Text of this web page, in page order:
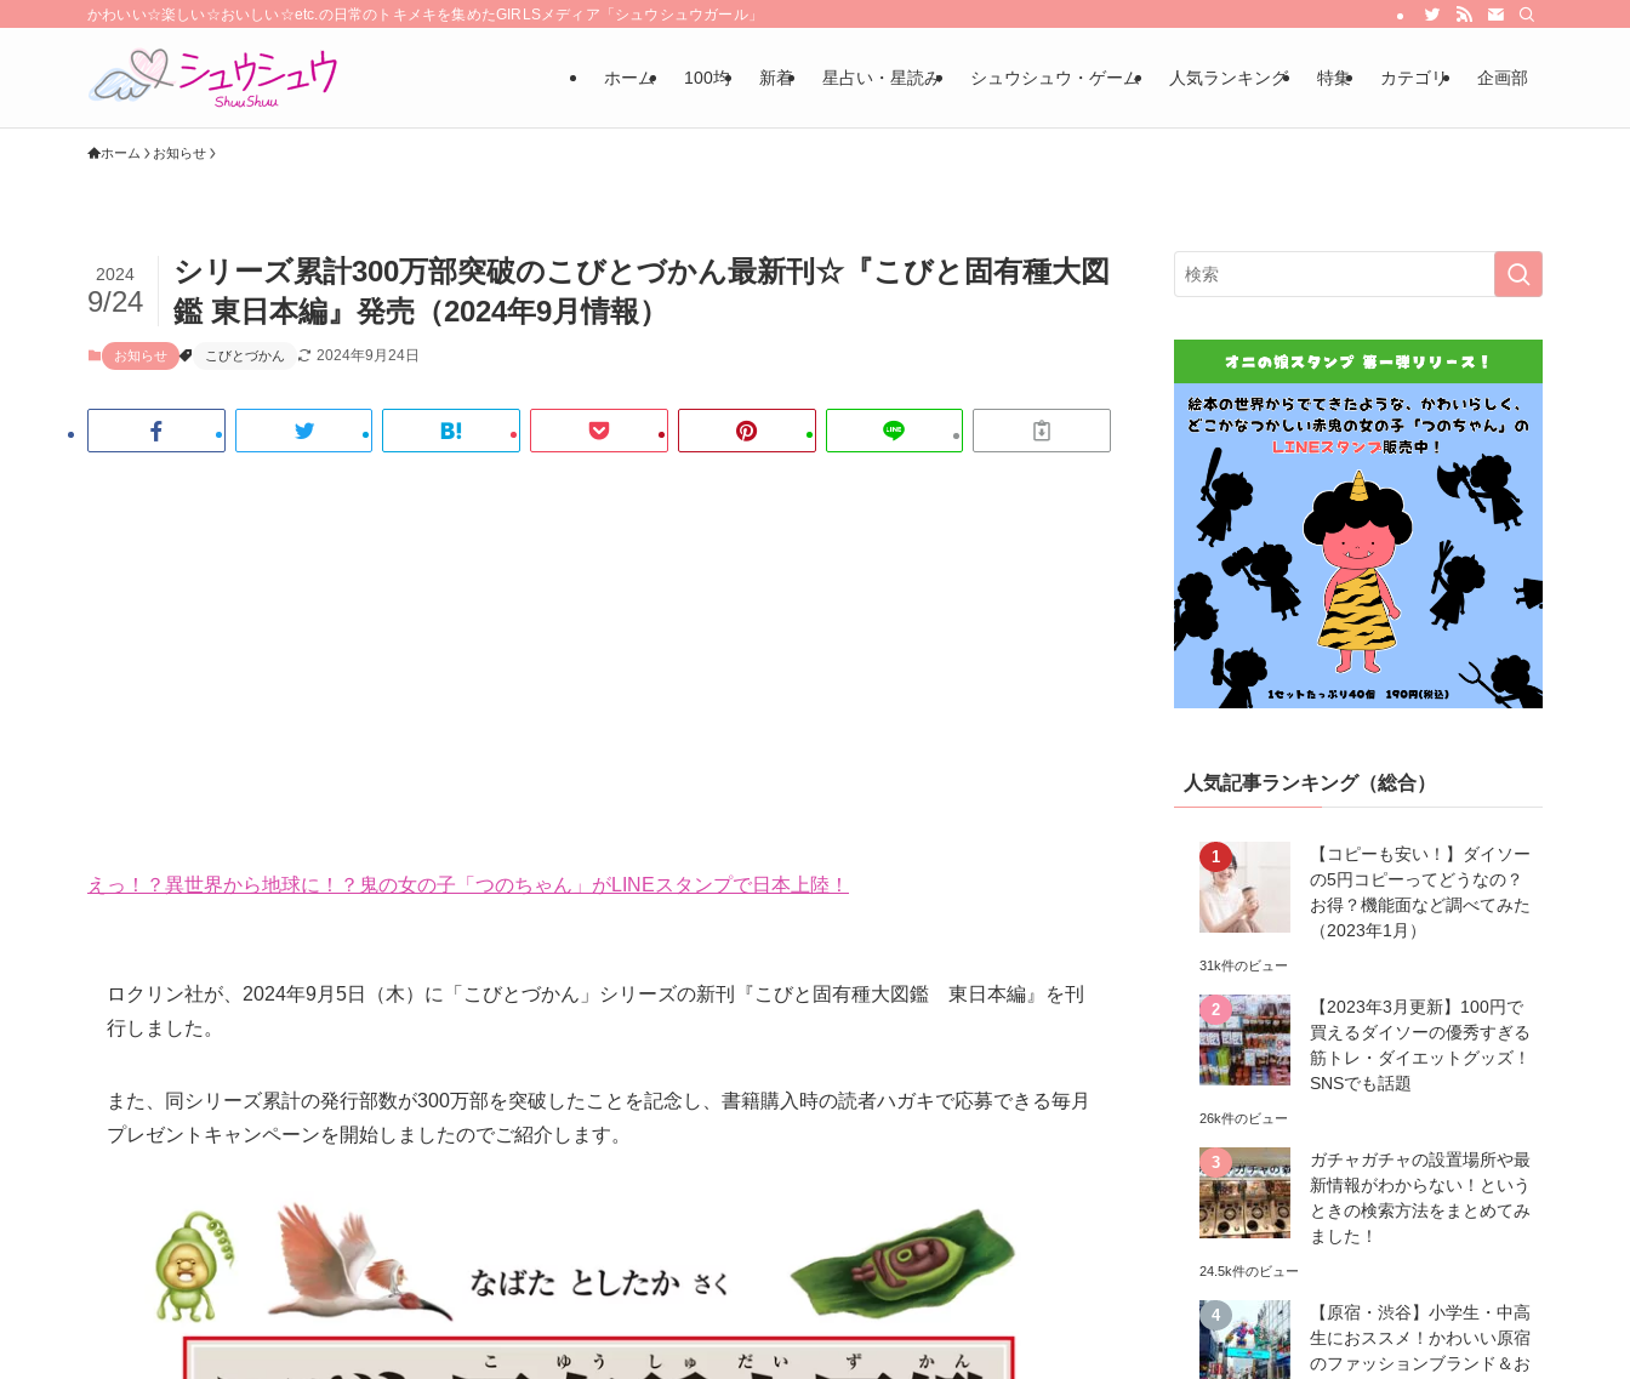
かわいい☆楽しい☆おいしい☆etc.の日常のトキメキを集めたGIRLSメディア「シュウシュウガール」
ホーム 100均 新着 星占い・星読み シュウシュウ・ゲーム 人気ランキング 特集 カテゴリ 企画部
ホーム お知らせ
シリーズ累計300万部突破のこびとづかん最新刊☆『こびと固有種大図
鑑 東日本編』発売（2024年9月情報）
2024
9/24
お知らせ こびとづかん 2024年9月24日
えっ！？異世界から地球に！？鬼の女の子「つのちゃん」がLINEスタンプで日本上陸！
ロクリン社が、2024年9月5日（木）に「こびとづかん」シリーズの新刊『こびと固有種大図鑑 東日本編』を刊
行しました。
また、同シリーズ累計の発行部数が300万部を突破したことを記念し、書籍購入時の読者ハガキで応募できる毎月
プレゼントキャンペーンを開始しましたのでご紹介します。
人気記事ランキング（総合）
【コピーも安い！】ダイソー
の5円コピーってどうなの？
お得？機能面など調べてみた
（2023年1月）
31k件のビュー
【2023年3月更新】100円で
買えるダイソーの優秀すぎる
筋トレ・ダイエットグッズ！
SNSでも話題
26k件のビュー
ガチャガチャの設置場所や最
新情報がわからない！という
ときの検索方法をまとめてみ
ました！
24.5k件のビュー
【原宿・渋谷】小学生・中高
生におススメ！かわいい原宿
のファッションブランド＆お